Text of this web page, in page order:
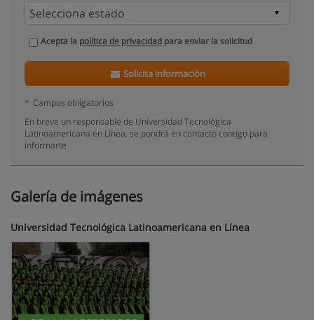
Acepta la política de privacidad para enviar la solicitud
Solicita información
* Campos obligatorios
En breve un responsable de Universidad Tecnológica
Latinoamericana en Línea, se pondrá en contacto contigo para
informarte
Galería de imágenes
Universidad Tecnológica Latinoamericana en Línea